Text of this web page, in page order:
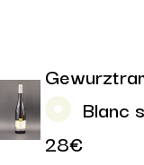
Blanc
28€